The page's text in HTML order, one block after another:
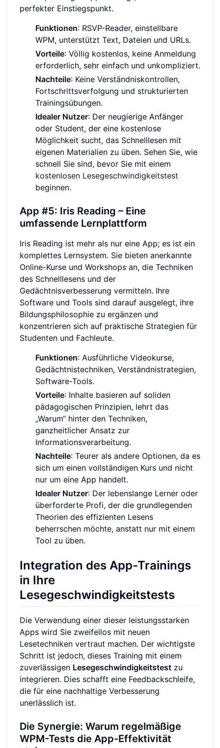
perfekter Einstiegspunkt.
Funktionen: RSVP-Reader, einstellbare
WPM, unterstützt Text, Dateien und URLs.
Vorteile: Völlig kostenlos, keine Anmeldung
erforderlich, sehr einfach und unkompliziert.
Nachteile: Keine Verständniskontrollen,
Fortschrittsverfolgung und strukturierten
Trainingsübungen.
Idealer Nutzer: Der neugierige Anfänger
oder Student, der eine kostenlose
Möglichkeit sucht, das Schnelllesen mit
eigenen Materialien zu üben. Sehen Sie, wie
schnell Sie sind, bevor Sie mit einem
kostenlosen Lesegeschwindigkeitstest
beginnen.
App #5: Iris Reading – Eine
umfassende Lernplattform
Iris Reading ist mehr als nur eine App; es ist ein
komplettes Lernsystem. Sie bieten anerkannte
Online-Kurse und Workshops an, die Techniken
des Schnelllesens und der
Gedächtnisverbesserung vermitteln. Ihre
Software und Tools sind darauf ausgelegt, ihre
Bildungsphilosophie zu ergänzen und
konzentrieren sich auf praktische Strategien für
Studenten und Fachleute.
Funktionen: Ausführliche Videokurse,
Gedächtnistechniken, Verständnistrategien,
Software-Tools.
Vorteile: Inhalte basieren auf soliden
pädagogischen Prinzipien, lehrt das
„Warum“ hinter den Techniken,
ganzheitlicher Ansatz zur
Informationsverarbeitung.
Nachteile: Teurer als andere Optionen, da es
sich um einen vollständigen Kurs und nicht
nur um eine App handelt.
Idealer Nutzer: Der lebenslange Lerner oder
überforderte Profi, der die grundlegenden
Theorien des effizienten Lesens
beherrschen möchte, anstatt nur mit einem
Tool zu üben.
Integration des App-Trainings
in Ihre
Lesegeschwindigkeitstests
Die Verwendung einer dieser leistungsstarken
Apps wird Sie zweifellos mit neuen
Lesetechniken vertraut machen. Der wichtigste
Schritt ist jedoch, dieses Training mit einem
zuverlässigen Lesegeschwindigkeitstest zu
integrieren. Dies schafft eine Feedbackschleife,
die für eine nachhaltige Verbesserung
unerlässlich ist.
Die Synergie: Warum regelmäßige
WPM-Tests die App-Effektivität